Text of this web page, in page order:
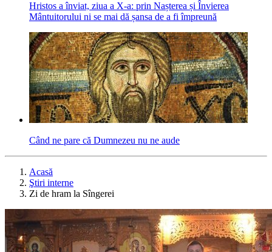
Hristos a înviat, ziua a X-a: prin Nașterea și Învierea
Mântuitorului ni se mai dă șansa de a fi împreună
Când ne pare că Dumnezeu nu ne aude
Acasă
Ştiri interne
Zi de hram la Sîngerei